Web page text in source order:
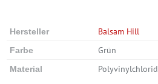
Hersteller Balsam Hill
Farbe Grün
Material Polyvinylchlorid